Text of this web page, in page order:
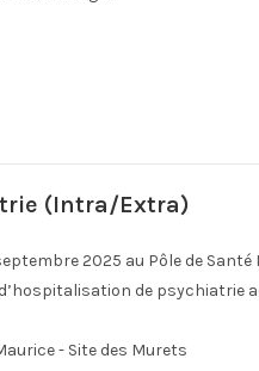
(Intra/Extra)
2025 au Pôle de
de
- Site des Murets